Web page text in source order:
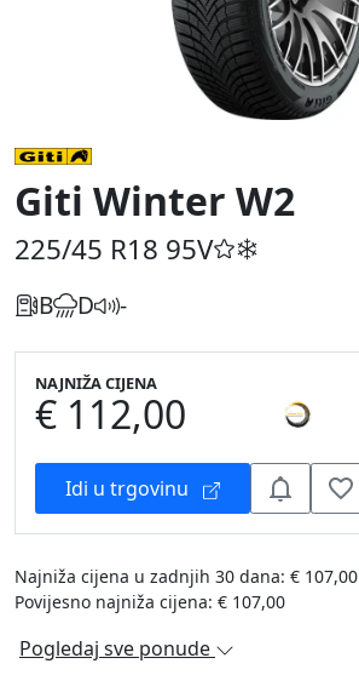
Giti Winter W2
225/45 R18 95V
B D -
NAJNIŽA CIJENA
€ 112,00
Idi u trgovinu
Najniža cijena u zadnjih 30 dana: € 107,00
Povijesno najniža cijena: € 107,00
Pogledaj sve ponude